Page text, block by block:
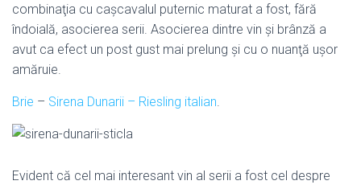
combinaţia cu caşcavalul puternic maturat a fost, fără
îndoială, asocierea serii. Asocierea dintre vin şi brânză a
avut ca efect un post gust mai prelung şi cu o nuanţă uşor
amăruie.
Brie – Sirena Dunarii – Riesling italian
Evident că cel mai interesant vin al serii a fost cel despre